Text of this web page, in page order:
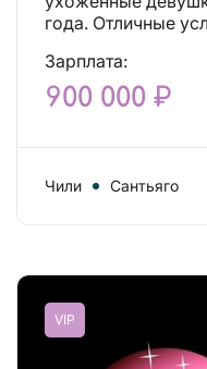
года. Отличные
Зарплата:
900 000 ₽
Чили Сантьяго
VIP